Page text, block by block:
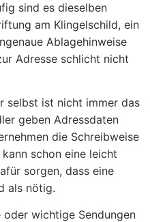
sind es dieselben
am Klingelschild, ein
Ablagehinweise
Adresse schlicht nicht
selbst ist nicht immer das
geben Adressdaten
die Schreibweise
schon eine leicht
sorgen, dass eine
als nötig.
wichtige Sendungen